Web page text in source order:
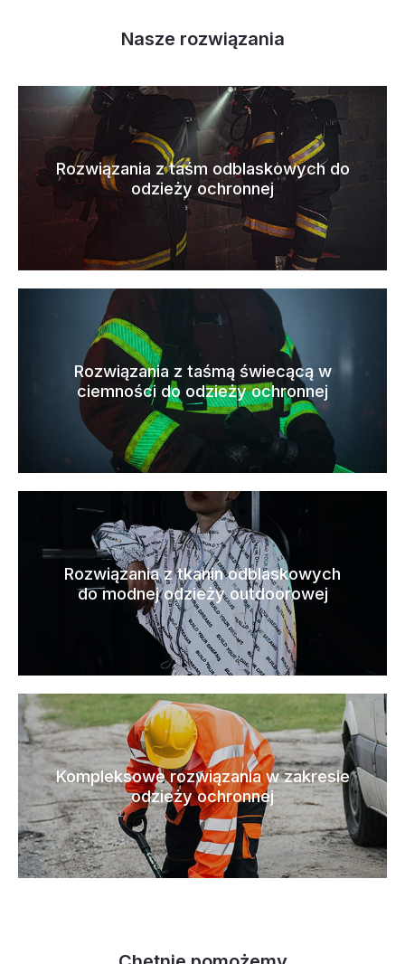
Nasze rozwiązania
Rozwiązania z taśm odblaskowych do
odzieży ochronnej
Rozwiązania z taśmą świecącą w
ciemności do odzieży ochronnej
Rozwiązania z tkanin odblaskowych
do modnej odzieży outdoorowej
Kompleksowe rozwiązania w zakresie
odzieży ochronnej